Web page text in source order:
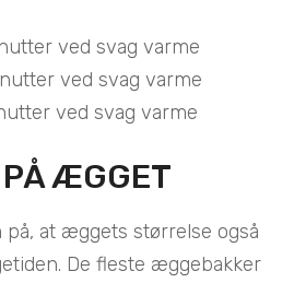
ved svag varme
ved svag varme
ved svag varme
ÆGGET
at æggets størrelse også
De fleste æggebakker